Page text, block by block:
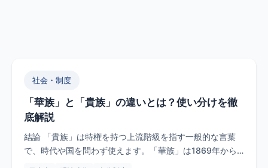
社会・制度
「華族」と「貴族」の違いとは？使い分けを徹
底解説
結論 「貴族」は特権を持つ上流階級を指す一般的な言葉
で、時代や国を問わず使えます。「華族」は1869年から